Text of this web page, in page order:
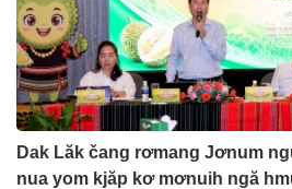
Dak Lăk čang rơmang Jơnum
nua yom kjăp kơ mơnuih ngă